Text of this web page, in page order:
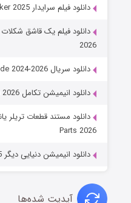
دانلود فیلم سرایدار The Caretaker 2025
2026
دانلود سریال One Hundred Years of Solitude 2024-2026
دانلود انیمیشن تکامل Evolution 2026
Parts 2026
دانلود انیمیشن دنیایی دیگر Another World 2025
آپدیت شده‌ها